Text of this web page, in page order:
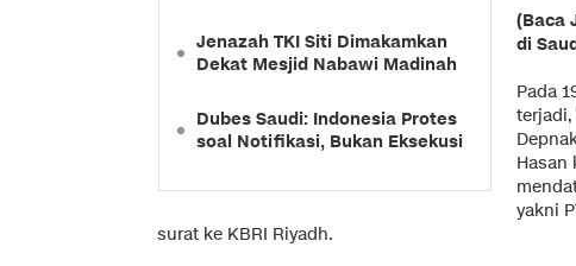
Jenazah TKI Siti Dimakamkan
Dekat Mesjid Nabawi Madinah
Dubes Saudi: Indonesia Protes
soal Notifikasi, Bukan Eksekusi
(Baca
di
Pada
Hasan
yakni
surat ke KBRI Riyadh.